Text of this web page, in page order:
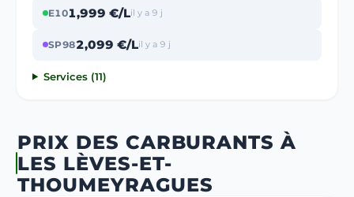
E101,999 €/Lil y a 9 j
SP982,099 €/Lil y a 9 j
Services (11)
PRIX DES CARBURANTS À
LES LÈVES-ET-
THOUMEYRAGUES